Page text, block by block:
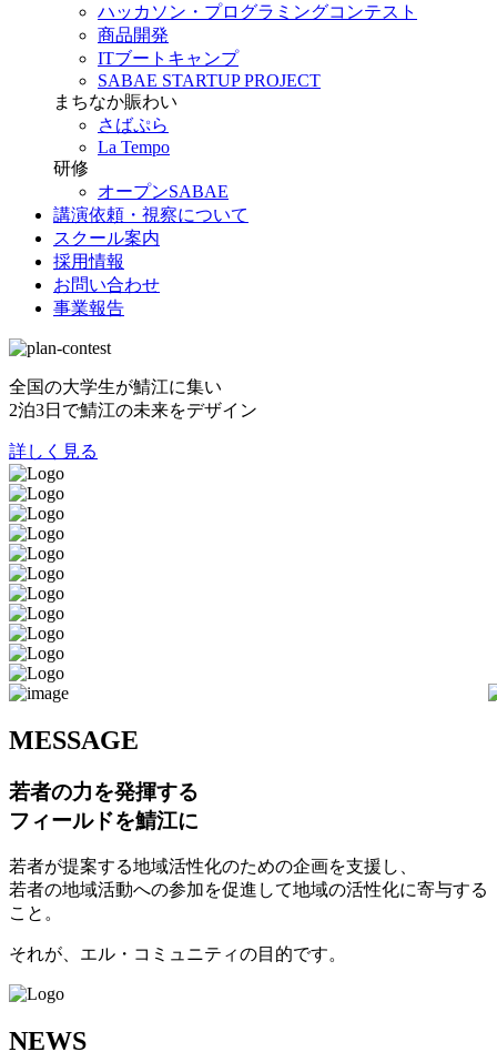
ハッカソン・プログラミングコンテスト
商品開発
ITブートキャンプ
SABAE STARTUP PROJECT
まちなか賑わい
さばぷら
La Tempo
研修
オープンSABAE
講演依頼・視察について
スクール案内
採用情報
お問い合わせ
事業報告
全国の大学生が鯖江に集い
2泊3日で鯖江の未来をデザイン
詳しく見る
MESSAGE
若者の力を発揮する
フィールドを鯖江に
若者が提案する地域活性化のための企画を支援し、
若者の地域活動への参加を促進して地域の活性化に寄与する
こと。
それが、エル・コミュニティの目的です。
NEWS